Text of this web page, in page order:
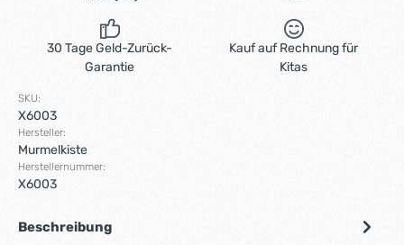
30 Tage Geld-Zurück-
Garantie
Kauf auf Rechnung für
Kitas
SKU:
X6003
Hersteller:
Murmelkiste
Herstellernummer:
X6003
Beschreibung